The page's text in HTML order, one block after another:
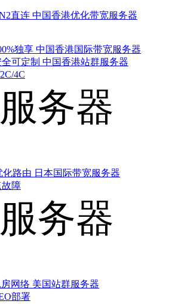
直连 中国香港优化带宽服务器
独享 中国香港国际带宽服务器
可定制 中国香港站群服务器
4C
务器
化路由 日本国际带宽服务器
故障
务器
网络 美国站群服务器
部署